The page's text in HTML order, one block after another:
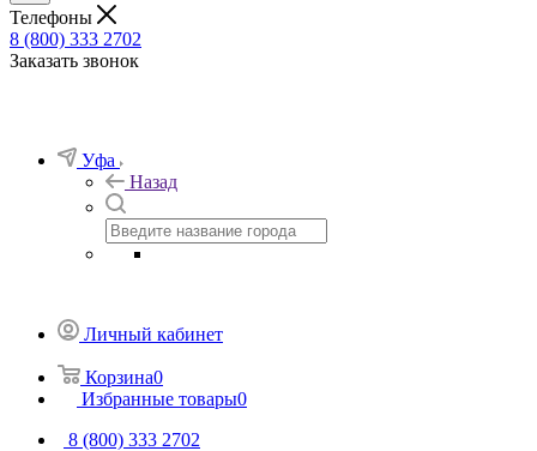
Телефоны
8 (800) 333 2702
Заказать звонок
Уфа
Назад
Личный кабинет
Корзина0
Избранные товары0
8 (800) 333 2702